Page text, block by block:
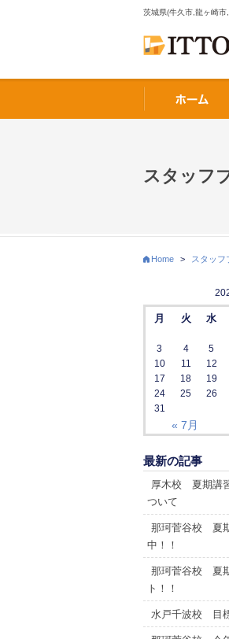
茨城県(牛久市,龍ヶ崎
スタッフ
Home > スタッフ
月 火 水
« 7月
3
4 5
10
11 12
17
18 19
24
25 26
31
最新の記事
厚木校 夏期講
ついて
那珂菅谷校 夏
中！！
那珂菅谷校 夏
ト！！
水戸千波校 目